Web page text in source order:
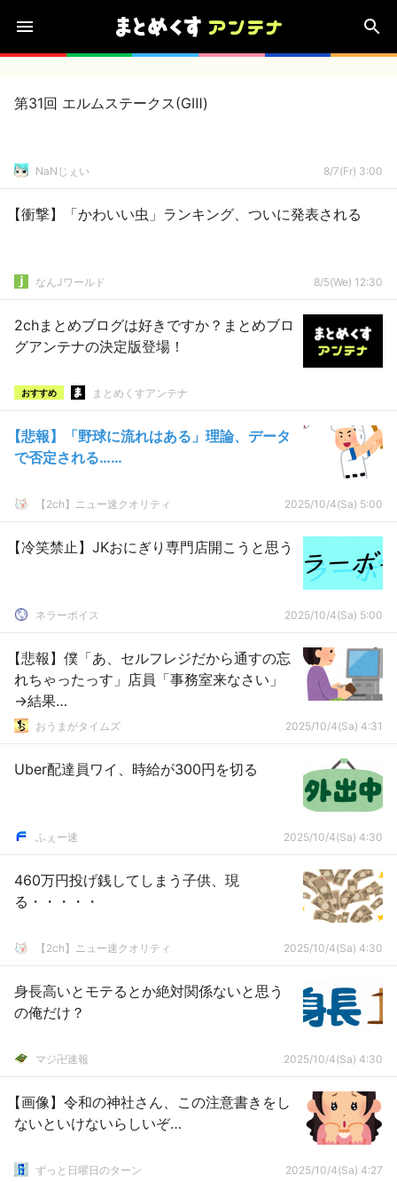
第31回 エルムステークス(GⅢ)
NaNじぇい 8/7(Fr) 3:00
【衝撃】「かわいい虫」ランキング、ついに発表される
なんJワールド 8/5(We) 12:30
2chまとめブログは好きですか？まとめブロ
グアンテナの決定版登場！
おすすめ まとめくすアンテナ
【悲報】「野球に流れはある」理論、データ
で否定される……
【2ch】ニュー速クオリティ 2025/10/4(Sa) 5:00
【冷笑禁止】JKおにぎり専門店開こうと思う
ネラーボイス 2025/10/4(Sa) 5:00
【悲報】僕「あ、セルフレジだから通すの忘
れちゃったっす」店員「事務室来なさい」
→結果…
おうまがタイムズ 2025/10/4(Sa) 4:31
Uber配達員ワイ、時給が300円を切る
ふぇー速 2025/10/4(Sa) 4:30
460万円投げ銭してしまう子供、現
る・・・・・
【2ch】ニュー速クオリティ 2025/10/4(Sa) 4:30
身長高いとモテるとか絶対関係ないと思う
の俺だけ？
マジ卍速報 2025/10/4(Sa) 4:30
【画像】令和の神社さん、この注意書きをし
ないといけないらしいぞ…
ずっと日曜日のターン 2025/10/4(Sa) 4:27